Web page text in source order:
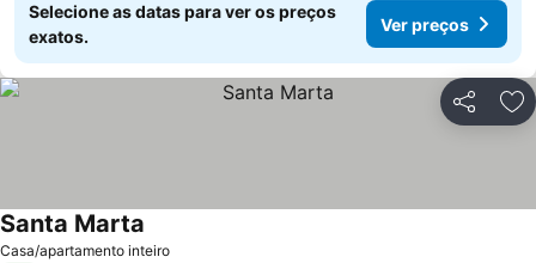
Selecione as datas para ver os preços
exatos.
Ver preços
Partilhar
Casa/apartamento inteiro
Santa Marta